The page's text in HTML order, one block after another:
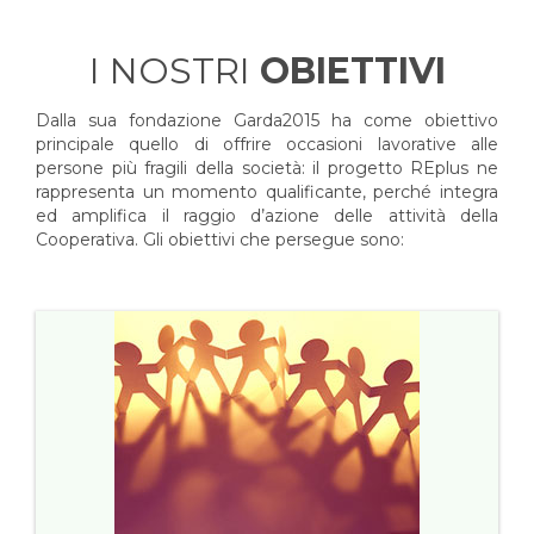
I NOSTRI OBIETTIVI
Dalla sua fondazione Garda2015 ha come obiettivo
principale quello di offrire occasioni lavorative alle
persone più fragili della società: il progetto REplus ne
rappresenta un momento qualificante, perché integra
ed amplifica il raggio d’azione delle attività della
Cooperativa. Gli obiettivi che persegue sono: